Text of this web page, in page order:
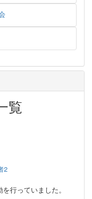
覧
2
行っていました。